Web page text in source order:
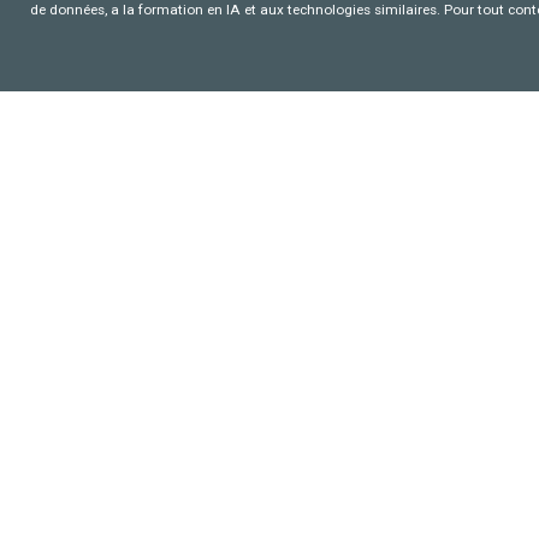
de données, a la formation en IA et aux technologies similaires. Pour tout